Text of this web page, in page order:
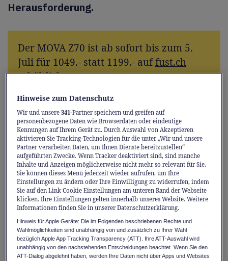
Herausforderung.
Der MOVA Z70 ist ab sofort bis zum 5.
Juli für 1049.- statt 1199.- auffust.ch
erhältlich.
Diese Situation kennen wir alle: Kaum
geputzt, sind die Böden schon wieder
verschmutzt. Robosauger schaffen seit
einigen Jahren Abhilfe. Sie stossen jedoch bei
besonders hartnäckigen Flecken an ihre
Grenzen. Anders der MOVA Z70. Er glänzt in
allen Disziplinen. Das Erfolgsrezept: Ständige
Frischwasser-Zufuhr, technische Innovation
und fast kein Aufwand für Nutzende.
Hinweise zum Datenschutz
Wir und unsere341-Partner speichern und greifen auf
personenbezogene Daten wie Browserdaten oder eindeutige
Kennungen auf Ihrem Gerät zu. Durch Auswahl von Akzeptieren
aktivieren Sie Tracking-Technologien für die unter „Wir und unsere
Partner verarbeiten Daten, um Ihnen Dienste bereitzustellen“
aufgeführten Zwecke. Wenn Tracker deaktiviert sind, sind manche
Inhalte und Anzeigen möglicherweise nicht mehr so relevant für Sie.
Sie können dieses Menü jederzeit wieder aufrufen, um Ihre
Einstellungen zu ändern oder Ihre Einwilligung zu widerrufen, indem
Sie auf den Link Cookie Einstellungen am unteren Rand der Webseite
klicken. Ihre Einstellungen gelten innerhalb unseres Website. Weitere
Informationen finden Sie in unserer Datenschutzerklärung.
Hinweis für Apple Geräte: Die im Folgenden beschriebenen Rechte und
Wahlmöglichkeiten sind unabhängig von und zusätzlich zu Ihrer Wahl
bezüglich Apple App Tracking Transparency (ATT). Ihre ATT-Auswahl wird
unabhängig von den nachstehenden Entscheidungen beachtet. Wenn Sie den
ATT-Dialog abgelehnt haben, werden Ihre Daten nicht über Apps und Websites